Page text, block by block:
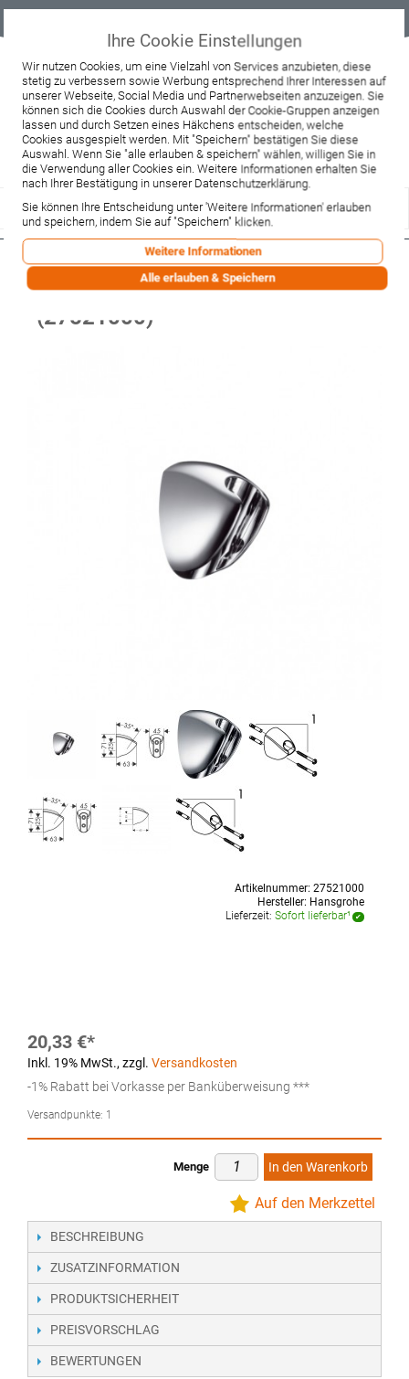
Beratung & Verkauf
+49 37467 66944
Montag - Freitag:
10:00 - 12:00 Uhr
13:00 - 16:00 Uhr
Samstag:
9:00 - 12:00 Uhr
Lieferzeitanfrage Widerruf
Hansgrohe Wandhalter Porter'C
für Handbrausen chrom
(27521000)
Artikelnummer: 27521000
Hersteller: Hansgrohe
Lieferzeit: Sofort lieferbar¹
20,33 €
Inkl. 19% MwSt., zzgl. Versandkosten
-1% Rabatt bei Vorkasse per Banküberweisung ***
Versandpunkte: 1
Menge In den Warenkorb
Auf den Merkzettel
BESCHREIBUNG
ZUSATZINFORMATION
PRODUKTSICHERHEIT
PREISVORSCHLAG
BEWERTUNGEN
Ihre Cookie Einstellungen
Wir nutzen Cookies, um eine Vielzahl von Services anzubieten, diese
stetig zu verbessern sowie Werbung entsprechend Ihrer Interessen auf
unserer Webseite, Social Media und Partnerwebseiten anzuzeigen. Sie
können sich die Cookies durch Auswahl der Cookie-Gruppen anzeigen
lassen und durch Setzen eines Häkchens entscheiden, welche
Cookies ausgespielt werden. Mit "Speichern" bestätigen Sie diese
Auswahl. Wenn Sie "alle erlauben & speichern" wählen, willigen Sie in
die Verwendung aller Cookies ein. Weitere Informationen erhalten Sie
nach Ihrer Bestätigung in unserer Datenschutzerklärung.
Sie können Ihre Entscheidung unter 'Weitere Informationen' erlauben
und speichern, indem Sie auf "Speichern" klicken.
Weitere Informationen
Alle erlauben & Speichern